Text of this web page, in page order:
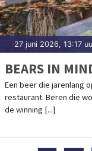
27 juni 2026, 13:17
BEARS IN
Een beer die jarenlang
restaurant. Beren die
de winning [...]